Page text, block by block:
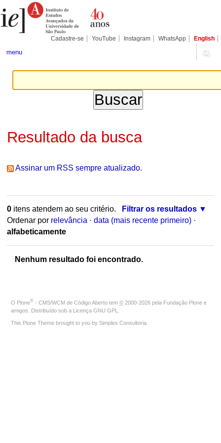
para
conteúdo.
Pessoais
Cadastre-se YouTube Instagram WhatsApp English
menu
Resultado da busca
Assinar um RSS sempre atualizado.
0itens atendem ao seu critério.
Filtrar os resultados
Ordenar por relevância · data (mais recente primeiro) ·
alfabeticamente
Nenhum resultado foi encontrado.
O Plone® - CMS/WCM de Código Aberto tem © 2000-2026 pela Fundação Plone e
amigos. Distribuído sob a Licença GNU GPL
This Plone Theme brought to you by Simples Consultoria